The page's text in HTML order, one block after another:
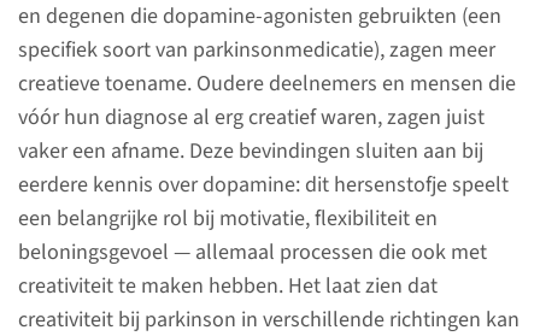
en degenen die dopamine-agonisten gebruikten (een
specifiek soort van parkinsonmedicatie), zagen meer
creatieve toename. Oudere deelnemers en mensen die
vóór hun diagnose al erg creatief waren, zagen juist
vaker een afname. Deze bevindingen sluiten aan bij
eerdere kennis over dopamine: dit hersenstofje speelt
een belangrijke rol bij motivatie, flexibiliteit en
beloningsgevoel — allemaal processen die ook met
creativiteit te maken hebben. Het laat zien dat
creativiteit bij parkinson in verschillende richtingen kan
Noot: Deze pagina is recent
opgezet en nog in
ontwikkeling. Het overzicht van
resultaten is dus (nog) niet
compleet. We proberen dit
zoveel mogelijk aan te vullen.
Meedoen?